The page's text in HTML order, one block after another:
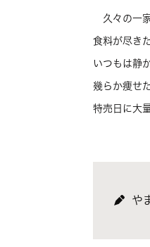
久々の一家
食料が尽き
いつもは静
幾らか痩せ
特売日に大
や